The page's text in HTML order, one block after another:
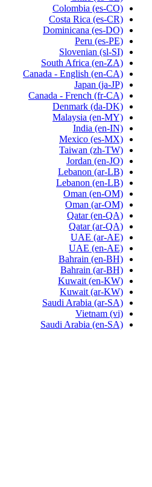
Colombia (es-CO)
Costa Rica (es-CR)
Dominicana (es-DO)
Peru (es-PE)
Slovenian (sl-SI)
South Africa (en-ZA)
Canada - English (en-CA)
Japan (ja-JP)
Canada - French (fr-CA)
Denmark (da-DK)
Malaysia (en-MY)
India (en-IN)
Mexico (es-MX)
Taiwan (zh-TW)
Jordan (en-JO)
Lebanon (ar-LB)
Lebanon (en-LB)
Oman (en-OM)
Oman (ar-OM)
Qatar (en-QA)
Qatar (ar-QA)
UAE (ar-AE)
UAE (en-AE)
Bahrain (en-BH)
Bahrain (ar-BH)
Kuwait (en-KW)
Kuwait (ar-KW)
Saudi Arabia (ar-SA)
Vietnam (vi)
Saudi Arabia (en-SA)